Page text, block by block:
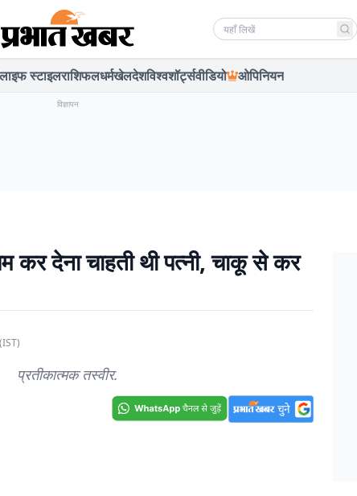
Search news
लाइफ स्टाइलराशिफलधर्मखेलदेशविश्वशॉर्ट्सवीडियो ओपिनियन
विज्ञापन
कर देना चाहती थी पत्नी, चाकू से कर
प्रतीकात्मक तस्वीर.